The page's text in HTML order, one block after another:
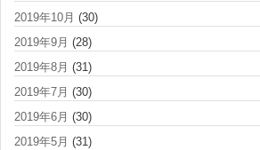
2019年10月 (30)
2019年9月 (28)
2019年8月 (31)
2019年7月 (30)
2019年6月 (30)
2019年5月 (31)